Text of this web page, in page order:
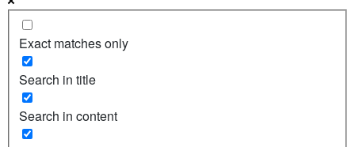
Exact matches only
Search in title
Search in content